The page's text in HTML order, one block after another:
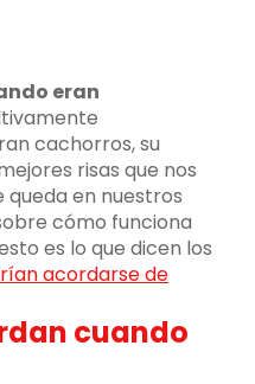
eran
cachorros, su
risas que nos
en nuestros
cómo funciona
es lo que dicen los
acordarse de
cuando